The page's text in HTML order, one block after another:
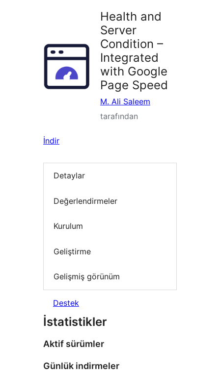
Health and
Server
Condition –
Integrated
with Google
Page Speed
M. Ali Saleem
tarafından
İndir
Detaylar
Değerlendirmeler
Kurulum
Geliştirme
Gelişmiş görünüm
Destek
İstatistikler
Aktif sürümler
Günlük indirmeler